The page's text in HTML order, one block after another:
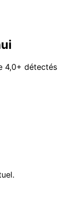
4,0+ détectés